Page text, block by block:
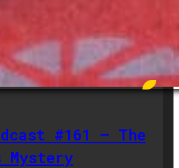
#161 – The
Mystery